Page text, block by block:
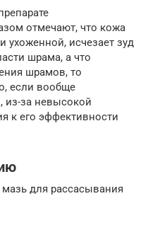
отмечают, что кожа
ухоженной, исчезает зуд
шрама, а что
шрамов, то
если вообще
из-за невысокой
к его эффективности
для рассасывания